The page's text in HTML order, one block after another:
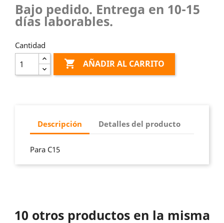
Bajo pedido. Entrega en 10-15
días laborables.
Cantidad
 AÑADIR AL CARRITO
Descripción Detalles del producto
Para C15
10 otros productos en la misma